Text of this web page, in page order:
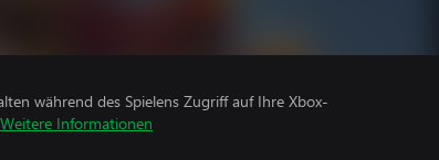
während des Spielens Zugriff auf Ihre Xbox-
Weitere Informationen